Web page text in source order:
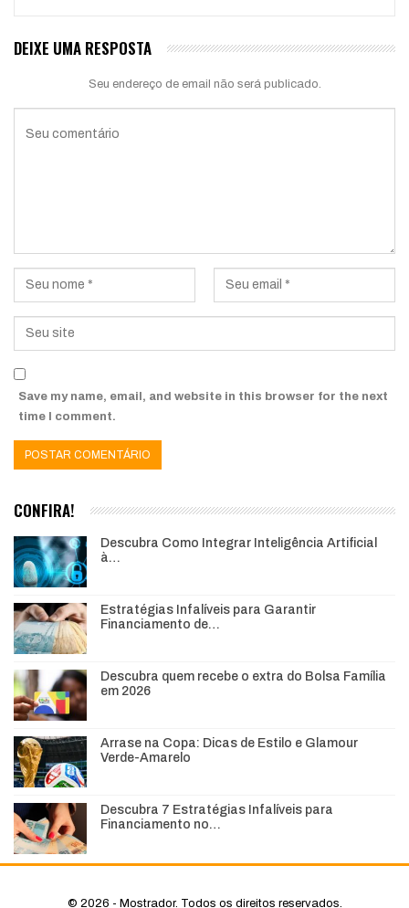
DEIXE UMA RESPOSTA
Seu endereço de email não será publicado.
Save my name, email, and website in this browser for the next
time I comment.
CONFIRA!
Descubra Como Integrar Inteligência Artificial
à…
Estratégias Infalíveis para Garantir
Financiamento de…
Descubra quem recebe o extra do Bolsa Família
em 2026
Arrase na Copa: Dicas de Estilo e Glamour
Verde-Amarelo
Descubra 7 Estratégias Infalíveis para
Financiamento no…
© 2026 - Mostrador. Todos os direitos reservados.